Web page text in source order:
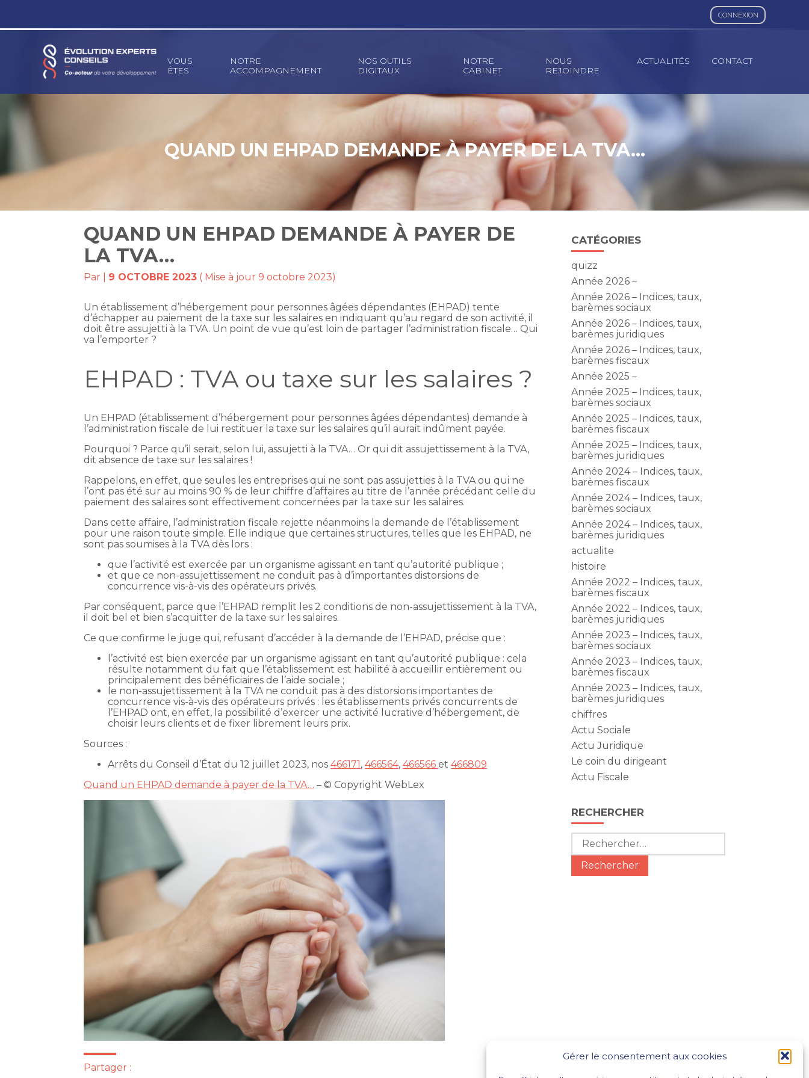
Gérer le consentement aux cookies
CONNEXION
au
Principal
VOUS
ÊTES
NOTRE
ACCOMPAGNEMENT
NOS OUTILS
DIGITAUX
NOTRE
CABINET
NOUS
REJOINDRE
ACTUALITÉS CONTACT
QUAND UN EHPAD DEMANDE À PAYER DE LA TVA…
QUAND UN EHPAD DEMANDE À PAYER DE
LA TVA…
Par 9 OCTOBRE 2023 ( Mise à jour 9 octobre 2023)
Un établissement d’hébergement pour personnes âgées dépendantes (EHPAD) tente
d’échapper au paiement de la taxe sur les salaires en indiquant qu’au regard de son activité, il
doit être assujetti à la TVA. Un point de vue qu’est loin de partager l’administration fiscale… Qui
va l’emporter ?
EHPAD : TVA ou taxe sur les salaires ?
Un EHPAD (établissement d’hébergement pour personnes âgées dépendantes) demande à
l’administration fiscale de lui restituer la taxe sur les salaires qu’il aurait indûment payée.
Pourquoi ? Parce qu’il serait, selon lui, assujetti à la TVA… Or qui dit assujettissement à la TVA,
dit absence de taxe sur les salaires !
Rappelons, en effet, que seules les entreprises qui ne sont pas assujetties à la TVA ou qui ne
l’ont pas été sur au moins 90 % de leur chiffre d’affaires au titre de l’année précédant celle du
paiement des salaires sont effectivement concernées par la taxe sur les salaires.
Dans cette affaire, l’administration fiscale rejette néanmoins la demande de l’établissement
pour une raison toute simple. Elle indique que certaines structures, telles que les EHPAD, ne
sont pas soumises à la TVA dès lors :
que l’activité est exercée par un organisme agissant en tant qu’autorité publique ;
et que ce non-assujettissement ne conduit pas à d’importantes distorsions de
concurrence vis-à-vis des opérateurs privés.
Par conséquent, parce que l’EHPAD remplit les 2 conditions de non-assujettissement à la TVA,
il doit bel et bien s’acquitter de la taxe sur les salaires.
Ce que confirme le juge qui, refusant d’accéder à la demande de l’EHPAD, précise que :
l’activité est bien exercée par un organisme agissant en tant qu’autorité publique : cela
résulte notamment du fait que l’établissement est habilité à accueillir entièrement ou
principalement des bénéficiaires de l’aide sociale ;
le non-assujettissement à la TVA ne conduit pas à des distorsions importantes de
concurrence vis-à-vis des opérateurs privés : les établissements privés concurrents de
l’EHPAD ont, en effet, la possibilité d’exercer une activité lucrative d’hébergement, de
choisir leurs clients et de fixer librement leurs prix.
Sources :
Arrêts du Conseil d’État du 12 juillet 2023, nos466171 ,466564,466566et466809
Quand un EHPAD demande à payer de la TVA… – © Copyright WebLex
Partager :
Blog
sidebar
CATÉGORIES
quizz
Année 2026 –
Année 2026 – Indices, taux,
barèmes sociaux
Année 2026 – Indices, taux,
barèmes juridiques
Année 2026 – Indices, taux,
barèmes fiscaux
Année 2025 –
Année 2025 – Indices, taux,
barèmes sociaux
Année 2025 – Indices, taux,
barèmes fiscaux
Année 2025 – Indices, taux,
barèmes juridiques
Année 2024 – Indices, taux,
barèmes fiscaux
Année 2024 – Indices, taux,
barèmes sociaux
Année 2024 – Indices, taux,
barèmes juridiques
actualite
histoire
Année 2022 – Indices, taux,
barèmes fiscaux
Année 2022 – Indices, taux,
barèmes juridiques
Année 2023 – Indices, taux,
barèmes sociaux
Année 2023 – Indices, taux,
barèmes fiscaux
Année 2023 – Indices, taux,
barèmes juridiques
chiffres
Actu Sociale
Actu Juridique
Le coin du dirigeant
Actu Fiscale
RECHERCHER
Rechercher :